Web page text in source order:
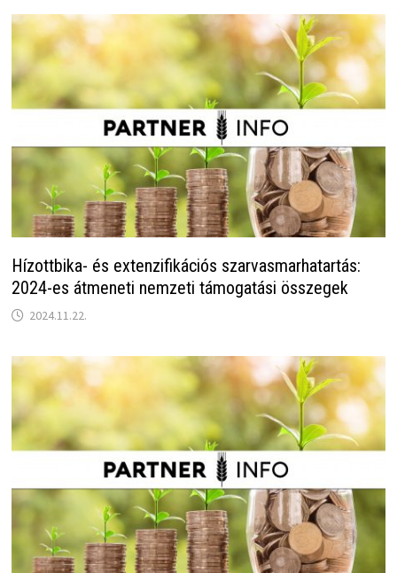
Hízottbika- és extenzifikációs szarvasmarhatartás:
2024-es átmeneti nemzeti támogatási összegek
2024.11.22.